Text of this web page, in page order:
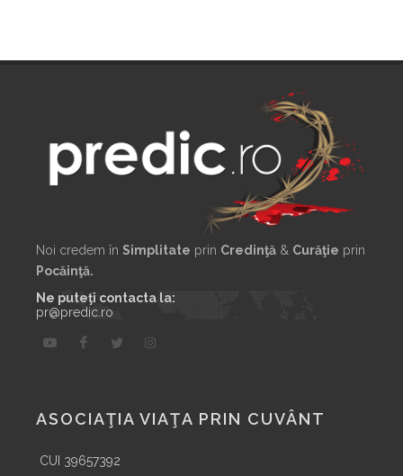
Noi credem în Simplitate prin Credinţă & Curăţie prin
Pocăinţă.
Ne puteţi contacta la:
pr@predic.ro
ASOCIAŢIA VIAŢA PRIN CUVÂNT
CUI 39657392